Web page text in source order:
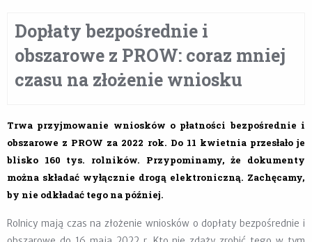
Dopłaty bezpośrednie i
obszarowe z PROW: coraz mniej
czasu na złożenie wniosku
Trwa przyjmowanie wniosków o płatności bezpośrednie i
obszarowe z PROW za 2022 rok. Do 11 kwietnia przesłało je
blisko 160 tys. rolników. Przypominamy, że dokumenty
można składać wyłącznie drogą elektroniczną. Zachęcamy,
by nie odkładać tego na później.
Rolnicy mają czas na złożenie wniosków o dopłaty bezpośrednie i